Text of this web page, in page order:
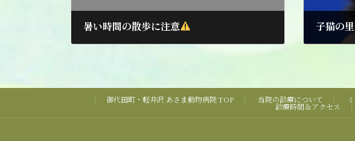
暑い時間の散歩に注意
2025年5月17日
子猫の
2025年6月3
御代田町・軽井沢 あさま動物病院 TOP 当院の診療について
診療時間＆アクセス